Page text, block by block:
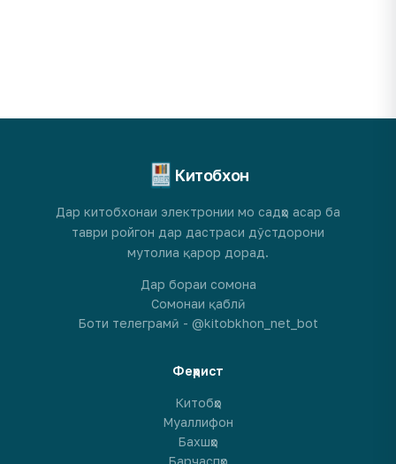
Китобхон
Дар китобхонаи электронии мо садҳо асар ба
таври ройгон дар дастраси дӯстдорони
мутолиа қарор дорад.
Дар бораи сомона
Сомонаи қаблӣ
Боти телеграмӣ - @kitobkhon_net_bot
Феҳрист
Китобҳо
Муаллифон
Бахшҳо